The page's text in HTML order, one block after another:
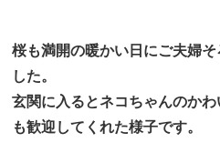
桜も満開の暖かい日にご夫婦
した。
玄関に入るとネコちゃんのか
も歓迎してくれた様子です。